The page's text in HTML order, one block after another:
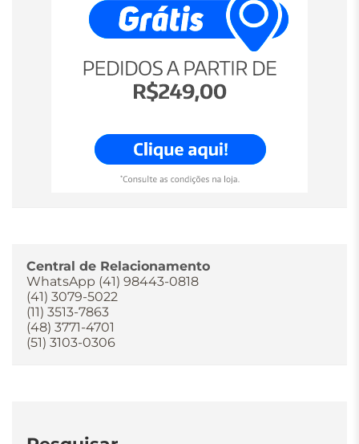
Central de Relacionamento
WhatsApp (41) 98443-0818
(41) 3079-5022
(11) 3513-7863
(48) 3771-4701
(51) 3103-0306